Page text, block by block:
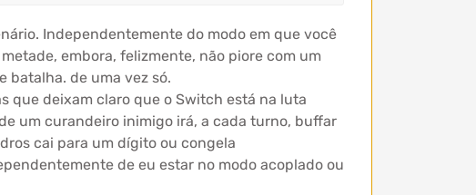
Independentemente do modo em que você
embora, felizmente, não piore com um
batalha. de uma vez só.
que deixam claro que o Switch está na luta
um curandeiro inimigo irá, a cada turno, buffar
cai para um dígito ou congela
de eu estar no modo acoplado ou